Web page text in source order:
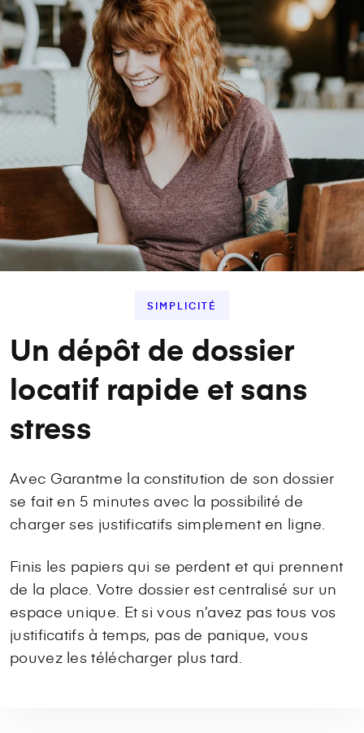
SIMPLICITÉ
Un dépôt de dossier
locatif rapide et sans
stress
Avec Garantme la constitution de son dossier
se fait en 5 minutes avec la possibilité de
charger ses justificatifs simplement en ligne.
Finis les papiers qui se perdent et qui prennent
de la place. Votre dossier est centralisé sur un
espace unique. Et si vous n’avez pas tous vos
justificatifs à temps, pas de panique, vous
pouvez les télécharger plus tard.